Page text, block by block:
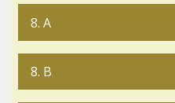
8. A
8. B